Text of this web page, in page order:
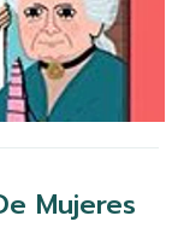
Mujeres